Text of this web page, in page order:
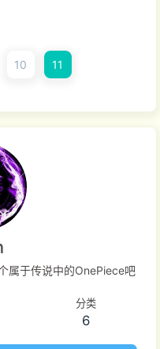
10 11
属于传说中的OnePiece吧
分类
6